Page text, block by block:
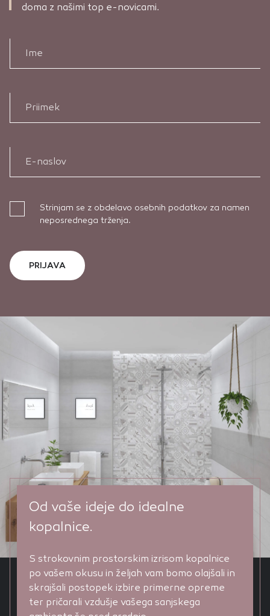
doma z našimi top e-novicami.
Ime
Priimek
E-naslov
Strinjam se z obdelavo osebnih podatkov za namen
neposrednega trženja.
PRIJAVA
Od vaše ideje do idealne
kopalnice.
S strokovnim prostorskim izrisom kopalnice
po vašem okusu in željah vam bomo olajšali in
skrajšali postopek izbire primerne opreme
ter pričarali vzdušje vašega sanjskega